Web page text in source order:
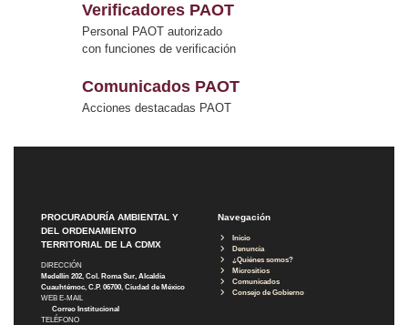
Verificadores PAOT
Personal PAOT autorizado
con funciones de verificación
Comunicados PAOT
Acciones destacadas PAOT
PROCURADURÍA AMBIENTAL Y
DEL ORDENAMIENTO
TERRITORIAL DE LA CDMX
DIRECCIÓN
Medellín 202, Col. Roma Sur, Alcaldía
Cuauhtémoc, C.P. 06700, Ciudad de México
WEB E-MAIL
Correo Institucional
TELÉFONO
Navegación
Inicio
Denuncia
¿Quiénes somos?
Micrositios
Comunicados
Consejo de Gobierno